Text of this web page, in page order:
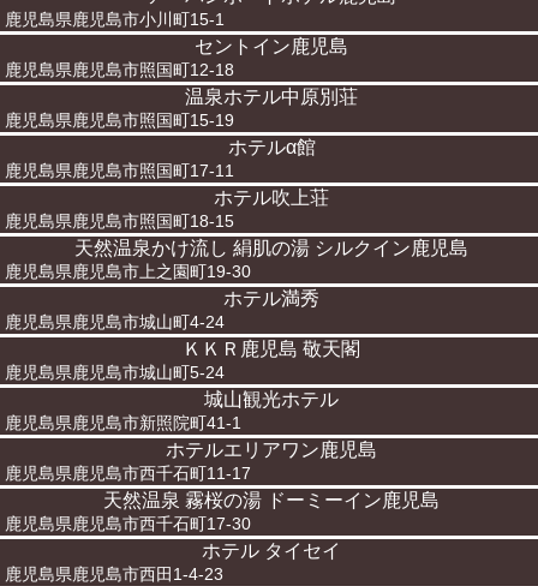
鹿児島県鹿児島市小川町15-1
セントイン鹿児島
鹿児島県鹿児島市照国町12-18
温泉ホテル中原別荘
鹿児島県鹿児島市照国町15-19
ホテルα館
鹿児島県鹿児島市照国町17-11
ホテル吹上荘
鹿児島県鹿児島市照国町18-15
天然温泉かけ流し 絹肌の湯 シルクイン鹿児島
鹿児島県鹿児島市上之園町19-30
ホテル満秀
鹿児島県鹿児島市城山町4-24
ＫＫＲ鹿児島 敬天閣
鹿児島県鹿児島市城山町5-24
城山観光ホテル
鹿児島県鹿児島市新照院町41-1
ホテルエリアワン鹿児島
鹿児島県鹿児島市西千石町11-17
天然温泉 霧桜の湯 ドーミーイン鹿児島
鹿児島県鹿児島市西千石町17-30
ホテル タイセイ
鹿児島県鹿児島市西田1-4-23